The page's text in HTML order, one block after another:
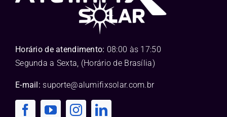
Horário de atendimento: 08:00 às 17:50
Segunda a Sexta, (Horário de Brasília)
E-mail: suporte@alumifixsolar.com.br